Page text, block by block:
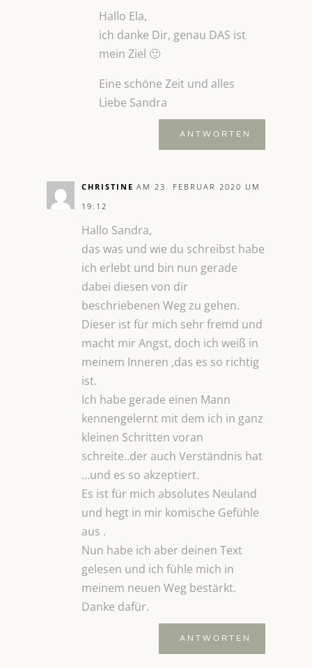
Hallo Ela,
ich danke Dir, genau DAS ist
mein Ziel 🙂
Eine schöne Zeit und alles
Liebe Sandra
ANTWORTEN
CHRISTINE AM 23. FEBRUAR 2020 UM
19:12
Hallo Sandra,
das was und wie du schreibst habe
ich erlebt und bin nun gerade
dabei diesen von dir
beschriebenen Weg zu gehen.
Dieser ist für mich sehr fremd und
macht mir Angst, doch ich weiß in
meinem Inneren ,das es so richtig
ist.
Ich habe gerade einen Mann
kennengelernt mit dem ich in ganz
kleinen Schritten voran
schreite..der auch Verständnis hat
…und es so akzeptiert.
Es ist für mich absolutes Neuland
und hegt in mir komische Gefühle
aus .
Nun habe ich aber deinen Text
gelesen und ich fühle mich in
meinem neuen Weg bestärkt.
Danke dafür.
ANTWORTEN